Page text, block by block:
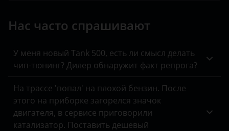
Нас часто спрашивают
У меня новый Tank 500, есть ли смысл делать
чип-тюнинг? Дилер обнаружит факт репрога?
На трассе 'попал' на плохой бензин. После
этого на приборке загорелся значок
двигателя, в сервисе приговорили
катализатор. Поставить дешевый